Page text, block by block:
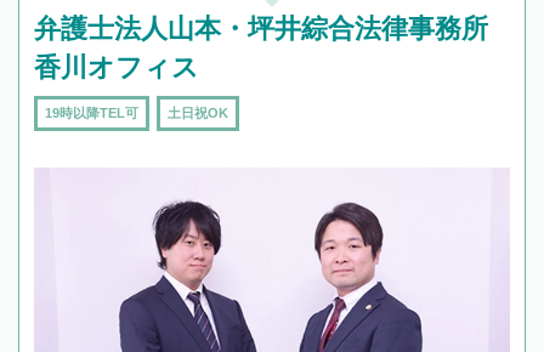
弁護士法人山本・坪井綜合法律事務所
香川オフィス
19時以降TEL可 土日祝OK